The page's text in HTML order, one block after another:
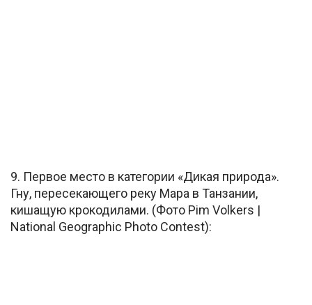
9. Первое место в категории «Дикая природа».
Гну, пересекающего реку Мара в Танзании,
кишащую крокодилами. (Фото Pim Volkers |
National Geographic Photo Contest):